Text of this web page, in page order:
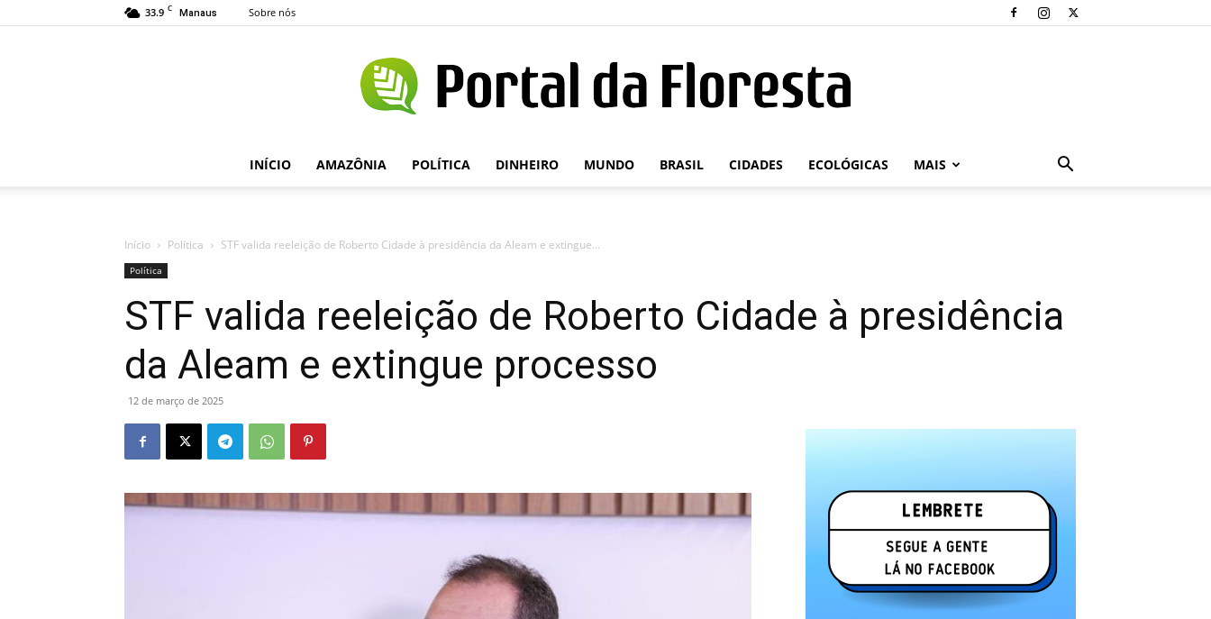
33.9 C Manaus Sobre nós
Portal
INÍCIO AMAZÔNIA POLÍTICA DINHEIRO MUNDO BRASIL CIDADES ECOLÓGICAS MAIS
Início Política STF valida reeleição de Roberto Cidade à presidência da Aleam e extingue...
Política
STF valida reeleição de Roberto Cidade à presidência
da Aleam e extingue processo
12 de março de 2025